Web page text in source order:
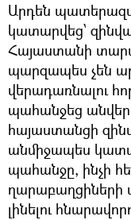
Արդեն
կատարվեց՝
Հայաստանի
պարզապես չեն
վերադառնալու
պահանջեց
հայաստանցի
անմիջապես
պահանջը, ինչի
ղարաբաղցիների
լինելու